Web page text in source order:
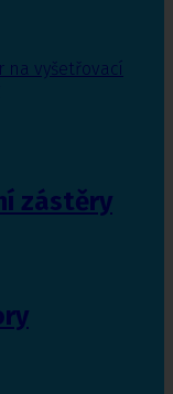
na vyšetřovací
zástěry